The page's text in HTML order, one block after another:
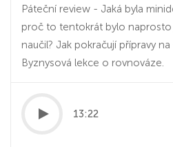
Páteční review - Jaká byla
proč to tentokrát bylo naprosto
naučil? Jak pokračují přípravy
Byznysová lekce o rovnováze.
13:22